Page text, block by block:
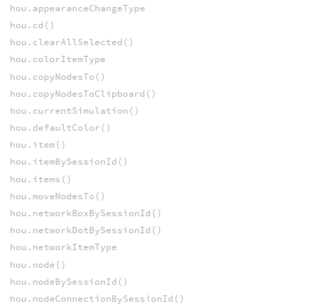
hou.appearanceChangeType
hou.cd()
hou.clearAllSelected()
hou.colorItemType
hou.copyNodesTo()
hou.copyNodesToClipboard()
hou.currentSimulation()
hou.defaultColor()
hou.item()
hou.itemBySessionId()
hou.items()
hou.moveNodesTo()
hou.networkBoxBySessionId()
hou.networkDotBySessionId()
hou.networkItemType
hou.node()
hou.nodeBySessionId()
hou.nodeConnectionBySessionId()